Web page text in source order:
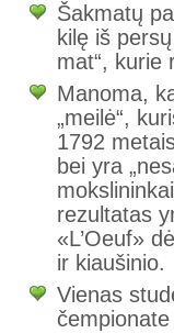
Šakmatų
kilę iš
mat“, kurie
Manoma,
„meilė“,
1792
bei yra
rezultatas
«L’Oeuf»
ir kiaušinio.
Vienas